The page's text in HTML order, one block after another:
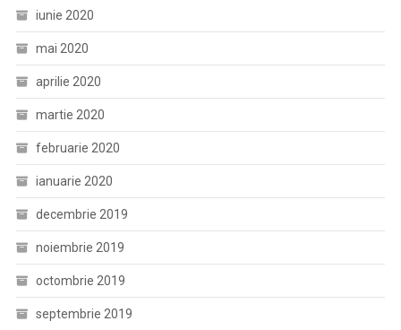
iunie 2020
mai 2020
aprilie 2020
martie 2020
februarie 2020
ianuarie 2020
decembrie 2019
noiembrie 2019
octombrie 2019
septembrie 2019